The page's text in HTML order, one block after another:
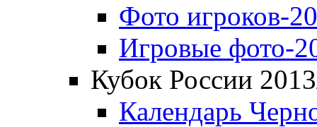
Фото игроков-
Игровые фото-
Кубок России
Календарь